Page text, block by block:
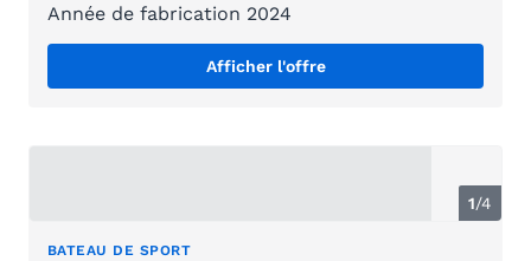
Année de fabrication 2024
Afficher l'offre
1/4
BATEAU DE SPORT